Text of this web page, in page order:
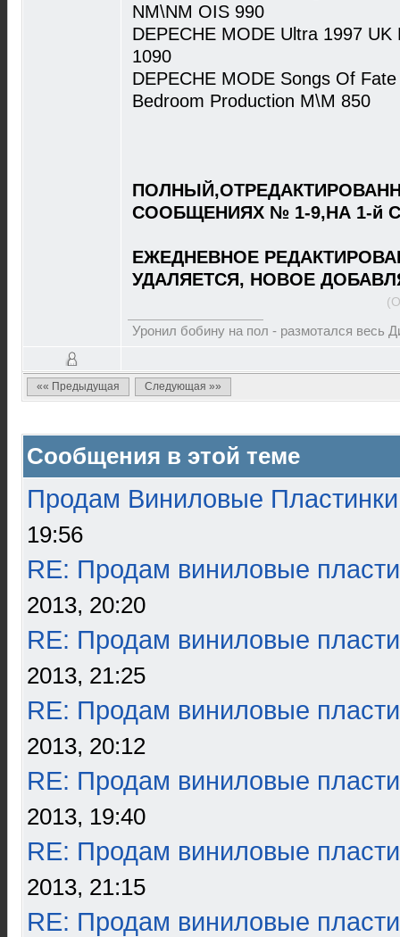
NM\NM OIS 990
DEPECHE MODE Ultra 1997
1090
DEPECHE MODE Songs Of
Bedroom Production M\M 850
СООБЩЕНИЯХ № 1-9,НА 1-й
ЕЖЕДНЕВНОЕ
УДАЛЯЕТСЯ, НОВОЕ
Уронил бобину на пол - размотался весь
«« Предыдущая Следующая »»
Сообщения в этой теме
Продам Виниловые Пластинки
19:56
RE: Продам виниловые
2013, 20:20
RE: Продам виниловые
2013, 21:25
RE: Продам виниловые
2013, 20:12
RE: Продам виниловые
2013, 19:40
RE: Продам виниловые
2013, 21:15
RE: Продам виниловые